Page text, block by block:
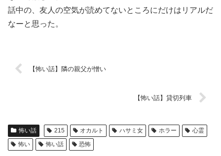
話中の、友人の空気が読めてないところにだけはリアルだ
なーと思った。
【怖い話】隣の親父が憎い
【怖い話】貸切列車
怖い話 215 オカルト ハサミ女 ホラー
心霊
怖い
怖い話 恐怖